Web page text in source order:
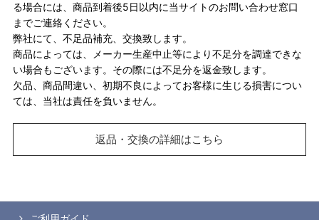
る場合には、商品到着後5日以内に当サイトのお問い合わせ窓口
までご連絡ください。
弊社にて、不足品補充、交換致します。
商品によっては、メーカー生産中止等により不足分を調達できな
い場合もございます。その際には不足分を返金致します。
欠品、商品間違い、初期不良によってお客様に生じる損害につい
ては、当社は責任を負いません。
返品・交換の詳細はこちら